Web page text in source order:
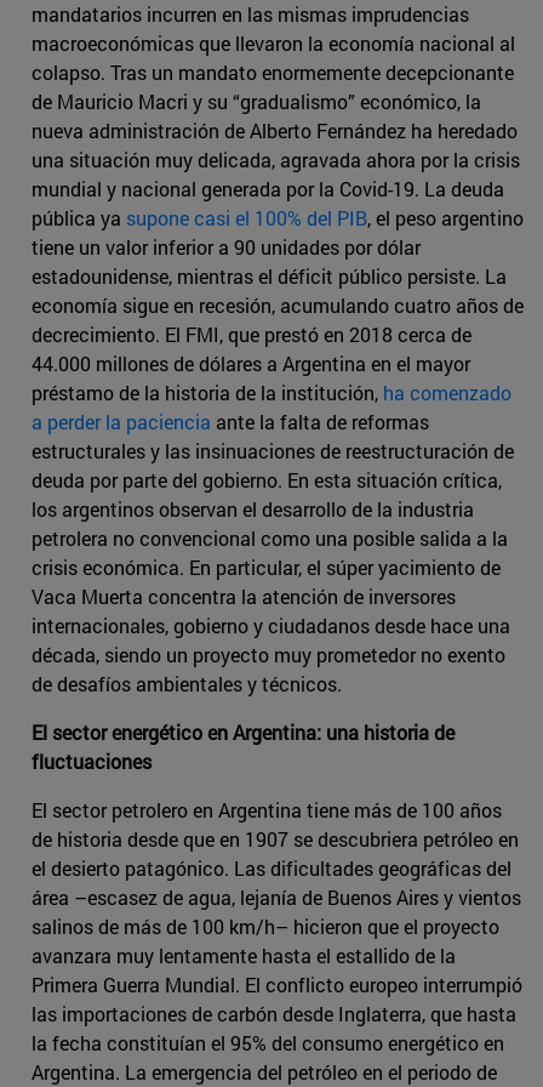
mandatarios incurren en las mismas imprudencias
macroeconómicas que llevaron la economía nacional al
colapso. Tras un mandato enormemente decepcionante
de Mauricio Macri y su “gradualismo” económico, la
nueva administración de Alberto Fernández ha heredado
una situación muy delicada, agravada ahora por la crisis
mundial y nacional generada por la Covid-19. La deuda
pública ya supone casi el 100% del PIB, el peso argentino
tiene un valor inferior a 90 unidades por dólar
estadounidense, mientras el déficit público persiste. La
economía sigue en recesión, acumulando cuatro años de
decrecimiento. El FMI, que prestó en 2018 cerca de
44.000 millones de dólares a Argentina en el mayor
préstamo de la historia de la institución, ha comenzado
a perder la paciencia ante la falta de reformas
estructurales y las insinuaciones de reestructuración de
deuda por parte del gobierno. En esta situación crítica,
los argentinos observan el desarrollo de la industria
petrolera no convencional como una posible salida a la
crisis económica. En particular, el súper yacimiento de
Vaca Muerta concentra la atención de inversores
internacionales, gobierno y ciudadanos desde hace una
década, siendo un proyecto muy prometedor no exento
de desafíos ambientales y técnicos.
El sector energético en Argentina: una historia de
fluctuaciones
El sector petrolero en Argentina tiene más de 100 años
de historia desde que en 1907 se descubriera petróleo en
el desierto patagónico. Las dificultades geográficas del
área –escasez de agua, lejanía de Buenos Aires y vientos
salinos de más de 100 km/h– hicieron que el proyecto
avanzara muy lentamente hasta el estallido de la
Primera Guerra Mundial. El conflicto europeo interrumpió
las importaciones de carbón desde Inglaterra, que hasta
la fecha constituían el 95% del consumo energético en
Argentina. La emergencia del petróleo en el periodo de